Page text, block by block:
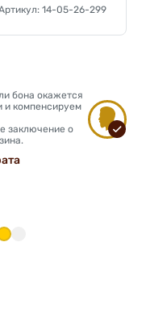
14-05-26-299
бона окажется
и компенсируем
заключение о